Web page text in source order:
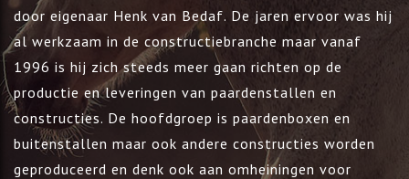
door eigenaar Henk van Bedaf. De jaren ervoor was hij
al werkzaam in de constructiebranche maar vanaf
1996 is hij zich steeds meer gaan richten op de
productie en leveringen van paardenstallen en
constructies. De hoofdgroep is paardenboxen en
buitenstallen maar ook andere constructies worden
geproduceerd en denk ook aan omheiningen voor